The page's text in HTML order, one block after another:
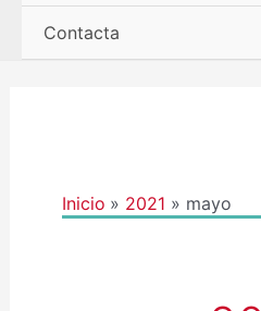
Contacta
Inicio 2021 mayo